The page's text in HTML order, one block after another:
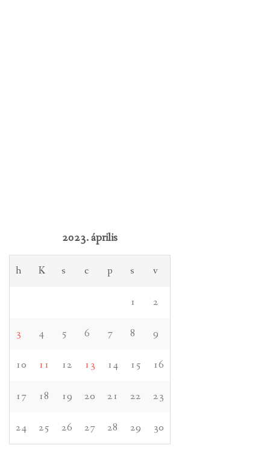
2023. április
h K s c p s v
1 2
3 4 5 6 7 8 9
10 11 12 13 14 15 16
17 18 19 20 21 22 23
24 25 26 27 28 29 30